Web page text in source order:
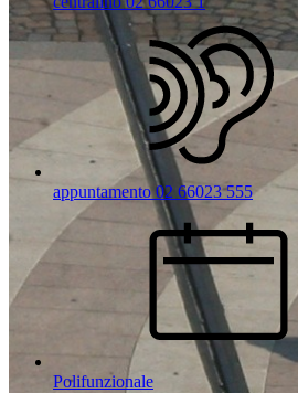
appuntamento 02 66023 555
Polifunzionale